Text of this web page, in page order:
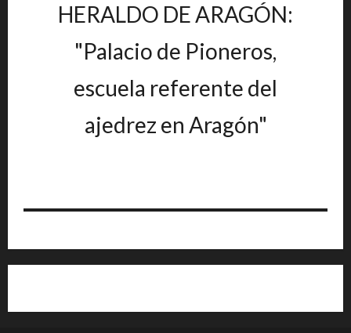
HERALDO DE ARAGÓN:
"Palacio de Pioneros,
escuela referente del
ajedrez en Aragón"